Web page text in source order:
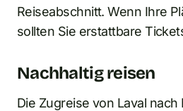
Reiseabschnitt. Wenn Ihre
sollten Sie erstattbare
Nachhaltig reisen
Die Zugreise von Laval